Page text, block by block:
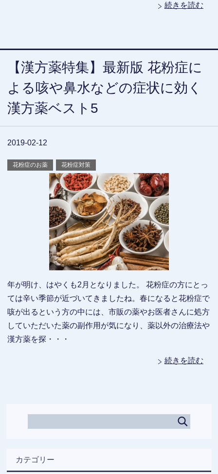
続きを読む
【漢方薬特集】最新版 花粉症に
よる咳や鼻水などの症状に効く
漢方薬ベスト5
2019-02-12
花粉症のお薬 花粉症対策
年が明け、はやくも2月となりました。 花粉症の方にとっ
ては辛い季節が近づいてきましたね。春になると花粉症で
咳が出るという方の中には、市販の薬やお医者さんに処方
していただいた薬の副作用が気になり、薬以外の治療法や
漢方薬を探・・・
続きを読む
カテゴリー